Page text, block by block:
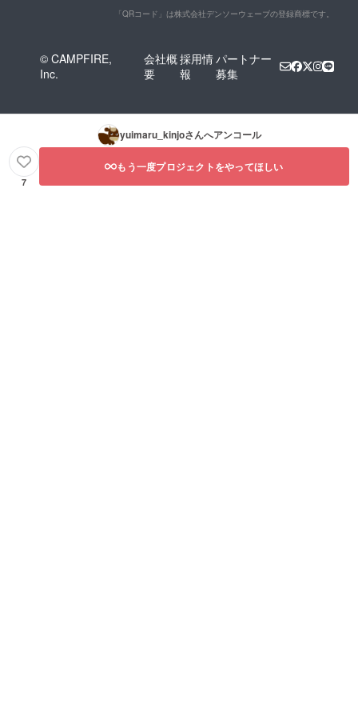
光、高
保存 ・
豆・さ
む ・賞
味期
「QRコード」は株式会社デンソーウェーブの登録商標です。
© CAMPFIRE,
Inc.
会社概
要
採用情
報
パートナー
募集
yuimaru_kinjoさんへアンコール
7
もう一度プロジェクトをやってほしい